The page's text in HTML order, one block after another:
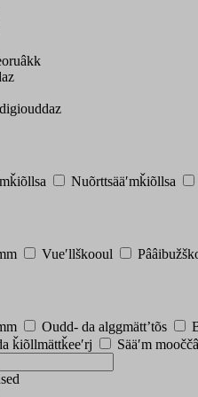
Nuõrttsääʹmǩiõllsa
Vueʹllškooul
Oudd- da alggmättʼtõs
ǩiõllmättǩeeʹrj
Sääʹm